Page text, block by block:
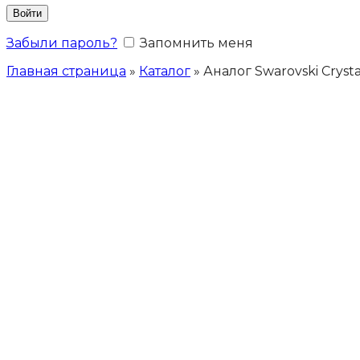
Войти
Забыли пароль?
Запомнить меня
Главная страница » Каталог » Аналог Swarovski